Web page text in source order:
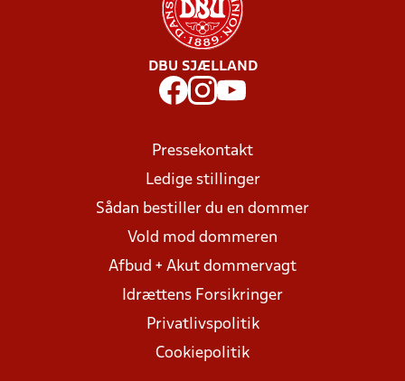
DBU SJÆLLAND
Pressekontakt
Ledige stillinger
Sådan bestiller du en dommer
Vold mod dommeren
Afbud + Akut dommervagt
Idrættens Forsikringer
Privatlivspolitik
Cookiepolitik